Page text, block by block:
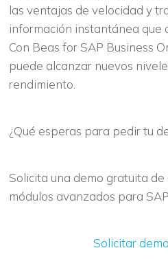
las ventajas de velocidad y
información instantánea que
Con Beas for SAP Business
puede alcanzar nuevos
rendimiento.
¿Qué esperas para pedir tu
Solicita una demo gratuita
módulos avanzados para SAP
Solicitar